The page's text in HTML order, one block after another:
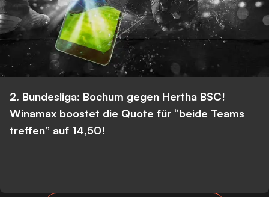
2. Bundesliga: Bochum gegen Hertha BSC!
Winamax boostet die Quote für “beide Teams
treffen” auf 14,50!